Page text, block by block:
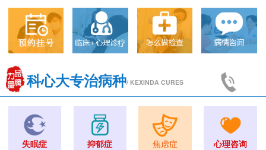
科心大专治病种/ KEXINDA CURES
失眠症 抑郁症 焦虑症 心理咨询